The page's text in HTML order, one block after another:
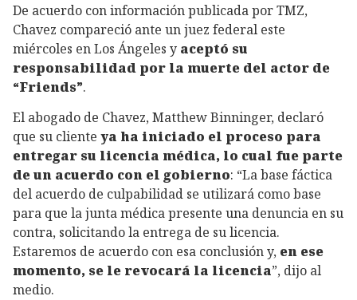
De acuerdo con información publicada por TMZ,
Chavez compareció ante un juez federal este
miércoles en Los Ángeles y aceptó su
responsabilidad por la muerte del actor de
“Friends”.
El abogado de Chavez, Matthew Binninger, declaró
que su cliente ya ha iniciado el proceso para
entregar su licencia médica, lo cual fue parte
de un acuerdo con el gobierno: “La base fáctica
del acuerdo de culpabilidad se utilizará como base
para que la junta médica presente una denuncia en su
contra, solicitando la entrega de su licencia.
Estaremos de acuerdo con esa conclusión y, en ese
momento, se le revocará la licencia”, dijo al
medio.